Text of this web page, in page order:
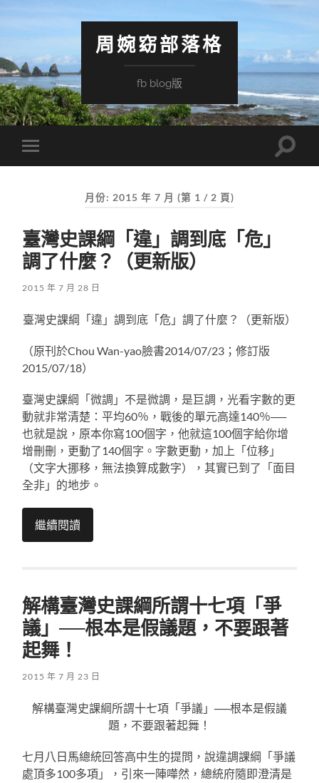
周婉窈部落格
fb blog版
Toggle
mobile
Toggle
月份: 2015 年 7 月 (第 1 / 2 頁)
臺灣史課綱「違」調到底「危」
調了什麼？（更新版）
2015 年 7 月 28 日
臺灣史課綱「違」調到底「危」調了什麼？（更新版）
（原刊於Chou Wan-yao臉書2014/07/23；修訂版
2015/07/18）
臺灣史課綱「微調」不是微調，是巨調，光看字數的更
動就非常清楚：平均60％，戰後的單元高達140％──
也就是說，原本你寫100個字，他就這100個字給你增
增刪刪，更動了140個字。字數更動，加上「位移」
（文字大挪移，無法換算成數字），其實已到了「面目
全非」的地步。
繼續閱讀
解構臺灣史課綱所謂十七項「爭
議」──根本是假議題，不要跟著
起舞！
2015 年 7 月 23 日
解構臺灣史課綱所謂十七項「爭議」──根本是假議
題，不要跟著起舞！
七月八日馬總統回答高中生的提問，說違調課綱「爭議
處頂多100多項」，引來一陣嘩然，總統府隨即澄清是